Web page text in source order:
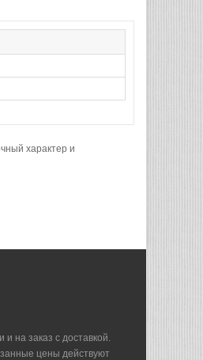
характер и
на заказ с доставкой.
цены действуют